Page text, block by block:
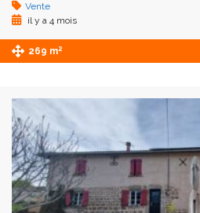
Vente
il y a 4 mois
269 m2